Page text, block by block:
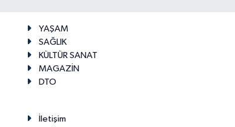
YAŞAM
SAĞLIK
KÜLTÜR SANAT
MAGAZİN
DTO
İletişim